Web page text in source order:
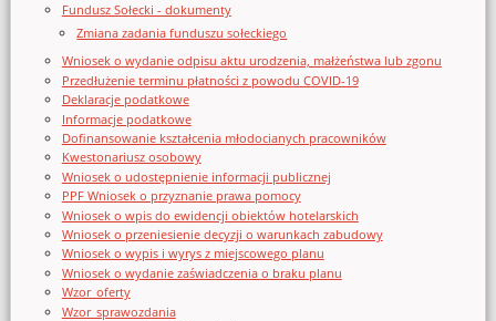
Fundusz Sołecki - dokumenty
Zmiana zadania funduszu sołeckiego
Wniosek o wydanie odpisu aktu urodzenia, małżeństwa lub zgonu
Przedłużenie terminu płatności z powodu COVID-19
Deklaracje podatkowe
Informacje podatkowe
Dofinansowanie kształcenia młodocianych pracowników
Kwestonariusz osobowy
Wniosek o udostępnienie informacji publicznej
PPF Wniosek o przyznanie prawa pomocy
Wniosek o wpis do ewidencji obiektów hotelarskich
Wniosek o przeniesienie decyzji o warunkach zabudowy
Wniosek o wypis i wyrys z miejscowego planu
Wniosek o wydanie zaświadczenia o braku planu
Wzor_oferty
Wzor_sprawozdania